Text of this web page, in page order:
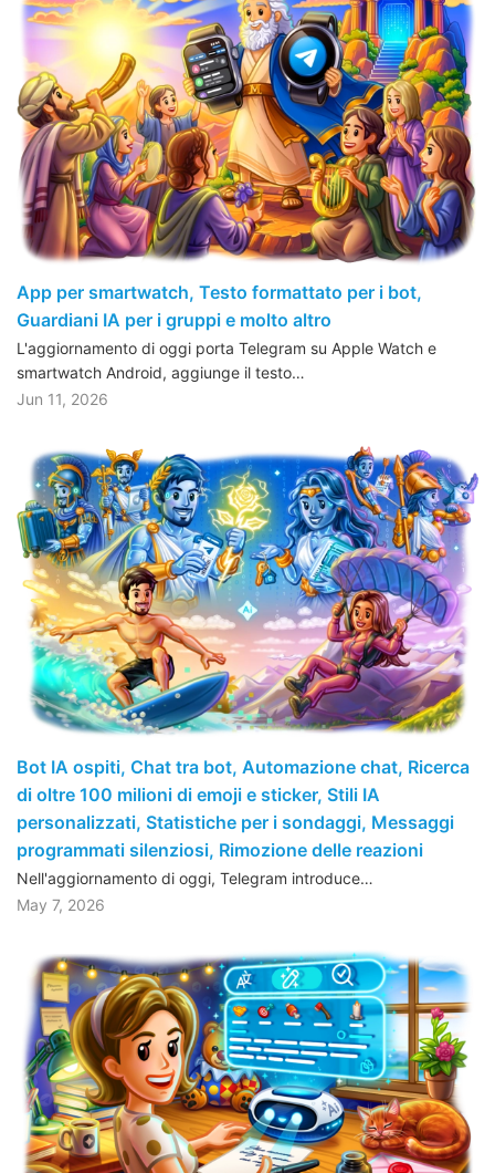
App per smartwatch, Testo formattato per i bot,
Guardiani IA per i gruppi e molto altro
L'aggiornamento di oggi porta Telegram su Apple Watch e
smartwatch Android, aggiunge il testo…
Jun 11, 2026
Bot IA ospiti, Chat tra bot, Automazione chat, Ricerca
di oltre 100 milioni di emoji e sticker, Stili IA
personalizzati, Statistiche per i sondaggi, Messaggi
programmati silenziosi, Rimozione delle reazioni
Nell'aggiornamento di oggi, Telegram introduce…
May 7, 2026